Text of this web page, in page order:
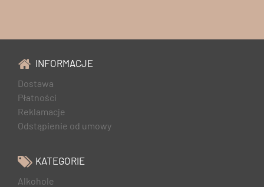
INFORMACJE
Dostawa
Płatności
Reklamacje
Odstąpienie od umowy
KATEGORIE
Alkohole